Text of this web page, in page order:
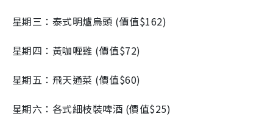
星期三：泰式明爐烏頭 (價值$162)
星期四：黃咖喱雞 (價值$72)
星期五：飛天通菜 (價值$60)
星期六：各式細枝裝啤酒 (價值$25)